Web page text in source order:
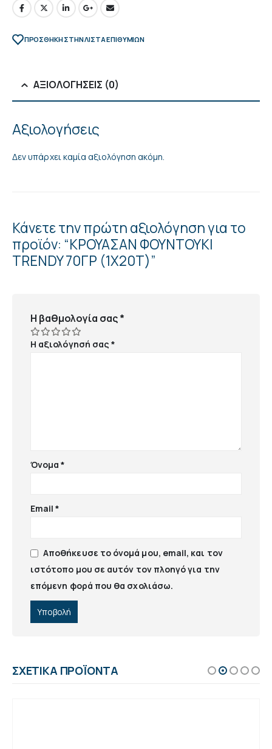
ΠΡΌΣΘΉΚΗ ΣΤΗΝ ΛΊΣΤΑ ΕΠΙΘΥΜΙΏΝ
ΑΞΙΟΛΟΓΉΣΕΙΣ (0)
Αξιολογήσεις
Δεν υπάρχει καμία αξιολόγηση ακόμη.
Κάνετε την πρώτη αξιολόγηση για το
προϊόν: “ΚΡΟΥΑΣΑΝ ΦΟΥΝΤΟΥΚΙ
TRENDY 70ΓΡ (1Χ20Τ)”
Η βαθμολογία σας*
Η αξιολόγησή σας*
Όνομα*
Email*
Αποθήκευσε το όνομά μου, email, και τον
ιστότοπο μου σε αυτόν τον πλοηγό για την
επόμενη φορά που θα σχολιάσω.
ΣΧΕΤΙΚΆ ΠΡΟΪΌΝΤΑ